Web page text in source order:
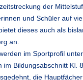
der
und Schüler auf
dieses auch als
an.
im Sportprofil
im Bildungsabschnitt Kl.
die